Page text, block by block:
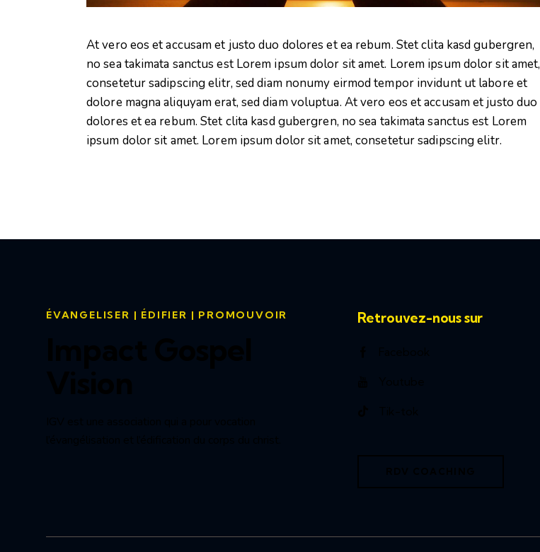
At vero eos et accusam et justo duo dolores et ea rebum. Stet clita kasd gubergren,
no sea takimata sanctus est Lorem ipsum dolor sit amet. Lorem ipsum dolor sit amet,
consetetur sadipscing elitr, sed diam nonumy eirmod tempor invidunt ut labore et
dolore magna aliquyam erat, sed diam voluptua. At vero eos et accusam et justo duo
dolores et ea rebum. Stet clita kasd gubergren, no sea takimata sanctus est Lorem
ipsum dolor sit amet. Lorem ipsum dolor sit amet, consetetur sadipscing elitr.
ÉVANGELISER | ÉDIFIER | PROMOUVOIR Retrouvez-nous sur